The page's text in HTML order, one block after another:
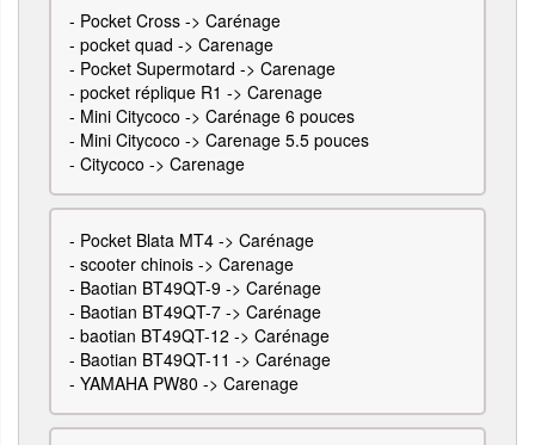
- Pocket Cross -> Carénage
- pocket quad -> Carenage
- Pocket Supermotard -> Carenage
- pocket réplique R1 -> Carenage
- Mini Citycoco -> Carénage 6 pouces
- Mini Citycoco -> Carenage 5.5 pouces
- Citycoco -> Carenage
- Pocket Blata MT4 -> Carénage
- scooter chinois -> Carenage
- Baotian BT49QT-9 -> Carénage
- Baotian BT49QT-7 -> Carénage
- baotian BT49QT-12 -> Carénage
- Baotian BT49QT-11 -> Carénage
- YAMAHA PW80 -> Carenage